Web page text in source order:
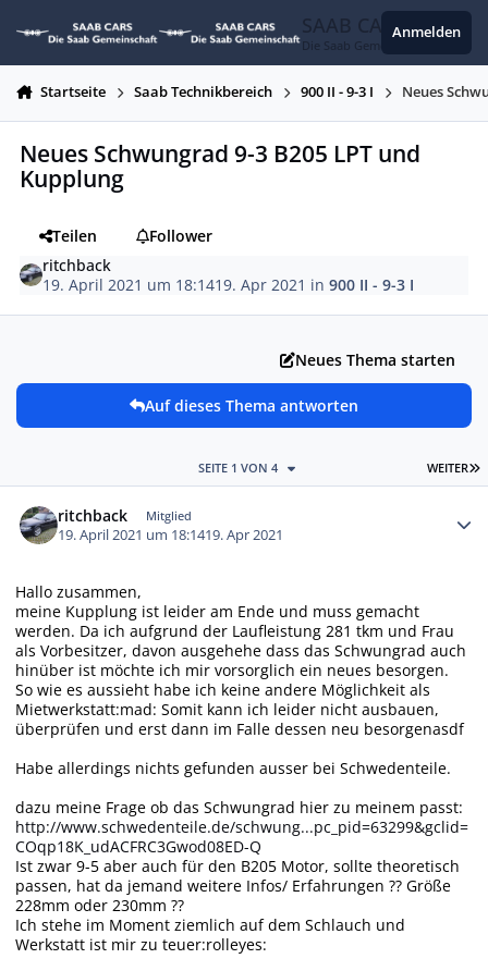
SAAB CARS
Die Saab Gemeinschaft
Anmelden
Startseite Saab Technikbereich 900 II - 9-3 I Neues
Neues Schwungrad 9-3 B205 LPT und
Kupplung
Teilen
Follower
ritchback
19. April 2021 um 18:1419. Apr 2021 in900 II - 9-3 I
Neues Thema starten
Auf dieses Thema antworten
WEITER
SEITE 1 VON 4
ritchback Mitglied
19. April 2021 um 18:1419. Apr 2021
Hallo zusammen,
meine Kupplung ist leider am Ende und muss gemacht
werden. Da ich aufgrund der Laufleistung 281 tkm und Frau
als Vorbesitzer, davon ausgehehe dass das Schwungrad auch
hinüber ist möchte ich mir vorsorglich ein neues besorgen.
So wie es aussieht habe ich keine andere Möglichkeit als
Mietwerkstatt:mad: Somit kann ich leider nicht ausbauen,
überprüfen und erst dann im Falle dessen neu besorgenasdf
Habe allerdings nichts gefunden ausser bei Schwedenteile.
dazu meine Frage ob das Schwungrad hier zu meinem passt:
http://www.schwedenteile.de/schwung...pc_pid=63299&gclid=
COqp18K_udACFRC3Gwod08ED-Q
Ist zwar 9-5 aber auch für den B205 Motor, sollte theoretisch
passen, hat da jemand weitere Infos/ Erfahrungen ?? Größe
228mm oder 230mm ??
Ich stehe im Moment ziemlich auf dem Schlauch und
Werkstatt ist mir zu teuer:rolleyes: